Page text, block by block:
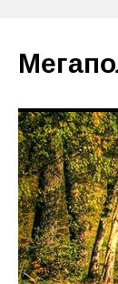
содержимому